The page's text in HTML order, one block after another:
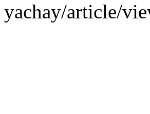
yachay/article/